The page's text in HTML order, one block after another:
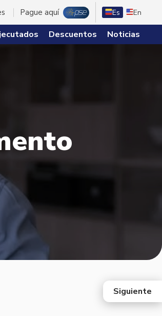
Pague aquí Es En
Descuentos Noticias
Siguiente